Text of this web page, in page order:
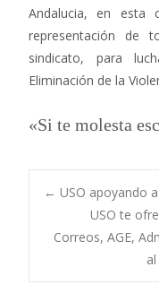
Andalucia, en esta
representación de
sindicato, para
Eliminación de la
«Si te molesta
← USO apoyando
USO te
Correos, AGE,